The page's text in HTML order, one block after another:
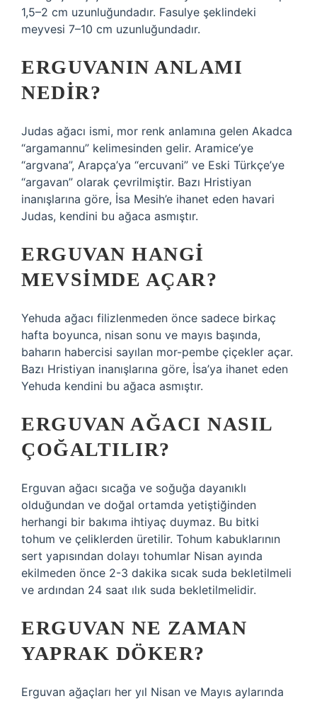
1,5–2 cm uzunluğundadır. Fasulye şeklindeki
meyvesi 7–10 cm uzunluğundadır.
ERGUVANIN ANLAMI
NEDIR?
Judas ağacı ismi, mor renk anlamına gelen Akadca
“argamannu” kelimesinden gelir. Aramice’ye
“argvana”, Arapça’ya “ercuvani” ve Eski Türkçe’ye
“argavan” olarak çevrilmiştir. Bazı Hristiyan
inanışlarına göre, İsa Mesih’e ihanet eden havari
Judas, kendini bu ağaca asmıştır.
ERGUVAN HANGI
MEVSIMDE AÇAR?
Yehuda ağacı filizlenmeden önce sadece birkaç
hafta boyunca, nisan sonu ve mayıs başında,
baharın habercisi sayılan mor-pembe çiçekler açar.
Bazı Hristiyan inanışlarına göre, İsa’ya ihanet eden
Yehuda kendini bu ağaca asmıştır.
ERGUVAN AĞACI NASIL
ÇOĞALTILIR?
Erguvan ağacı sıcağa ve soğuğa dayanıklı
olduğundan ve doğal ortamda yetiştiğinden
herhangi bir bakıma ihtiyaç duymaz. Bu bitki
tohum ve çeliklerden üretilir. Tohum kabuklarının
sert yapısından dolayı tohumlar Nisan ayında
ekilmeden önce 2-3 dakika sıcak suda bekletilmeli
ve ardından 24 saat ılık suda bekletilmelidir.
ERGUVAN NE ZAMAN
YAPRAK DÖKER?
Erguvan ağaçları her yıl Nisan ve Mayıs aylarında